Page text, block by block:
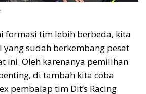
formasi tim lebih berbeda, kita
yang sudah berkembang pesat
ini. Oleh karenanya pemilihan
di tambah kita coba
pembalap tim Dit’s Racing